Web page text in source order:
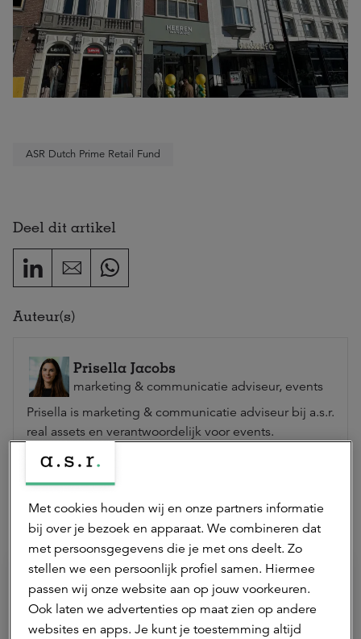
ASR Dutch Prime Retail Fund
Deel dit artikel
Auteur(s)
Prisella Jacobs
marketing & communicatie adviseur, events
Prisella is marketing & communicatie adviseur bij a.s.r.
real assets en verantwoordelijk voor events.
Neem contact op
Hierna lezen
Met cookies houden wij en onze partners informatie
bij over je bezoek en apparaat. We combineren dat
met persoonsgegevens die je met ons deelt. Zo
stellen we een persoonlijk profiel samen. Hiermee
passen wij onze website aan op jouw voorkeuren.
Ook laten we advertenties op maat zien op andere
websites en apps. Je kunt je toestemming altijd